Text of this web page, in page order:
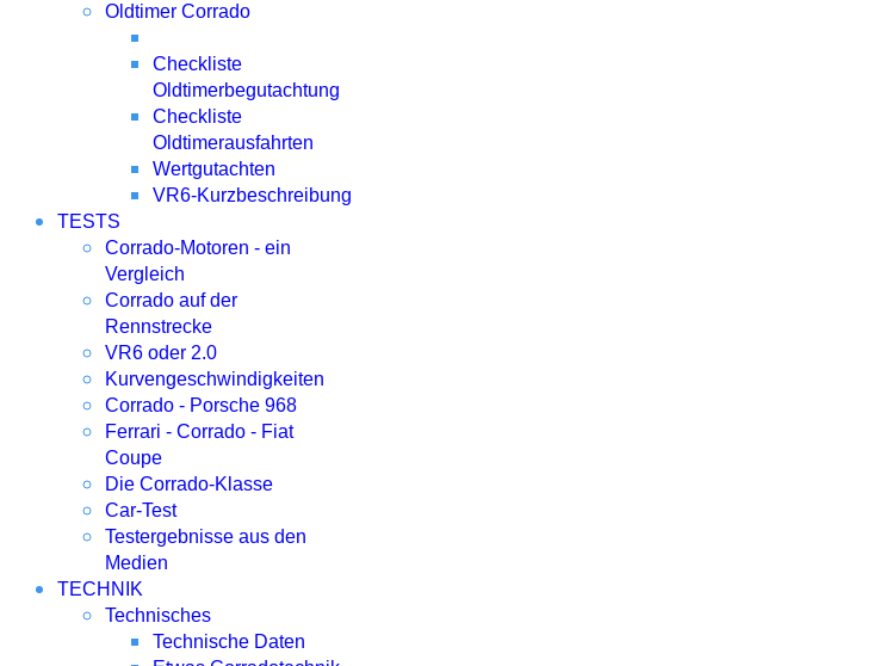
Oldtimer Corrado
Checkliste
Oldtimerbegutachtung
Checkliste
Oldtimerausfahrten
Wertgutachten
VR6-Kurzbeschreibung
TESTS
Corrado-Motoren - ein
Vergleich
Corrado auf der
Rennstrecke
VR6 oder 2.0
Kurvengeschwindigkeiten
Corrado - Porsche 968
Ferrari - Corrado - Fiat
Coupe
Die Corrado-Klasse
Car-Test
Testergebnisse aus den
Medien
TECHNIK
Technisches
Technische Daten